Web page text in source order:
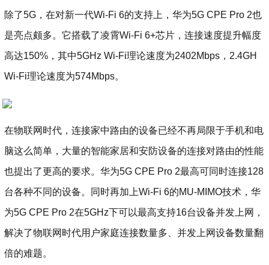
除了5G，在对新一代Wi-Fi 6的支持上，华为5G CPE Pro 2也
是亮点颇多。它搭载了凌霄Wi-Fi 6+芯片，连接速度提升幅度
高达150%，其中5GHz Wi-Fi理论速度为2402Mbps，2.4GH
Wi-Fi理论速度为574Mbps。
在物联网时代，连接家中路由的设备已经不再局限于手机和电
脑这么简单，大量的智能家居和安防设备的连接对路由的性能
也提出了更高的要求。华为5G CPE Pro 2最高可同时连接128
台各种不同的设备。同时再加上Wi-Fi 6的MU-MIMO技术，华
为5G CPE Pro 2在5GHz下可以最高支持16台设备并发上网，
解决了物联网时代用户家庭连接数量多、并发上网设备数量翻
倍的难题。